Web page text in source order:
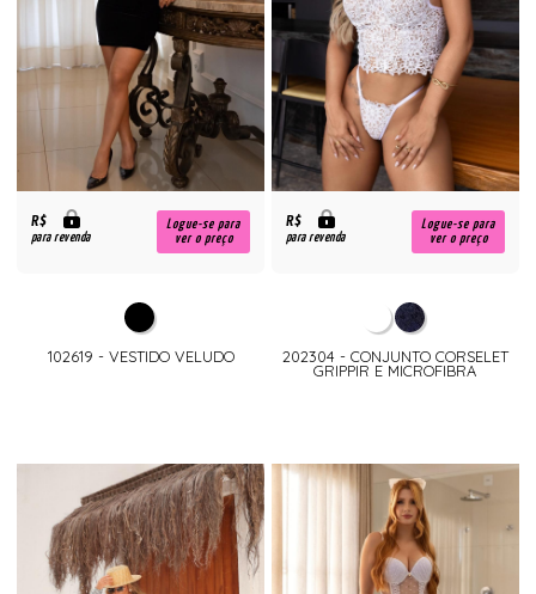
R$
para revenda
Logue-se para
ver o preço
102619 - VESTIDO VELUDO
R$
para revenda
Logue-se para
ver o preço
202304 - CONJUNTO CORSELET
GRIPPIR E MICROFIBRA